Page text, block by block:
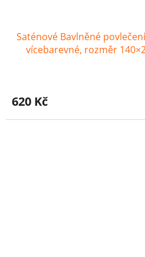
Saténové Bavlněné
vícebarevné, rozměr
620 Kč